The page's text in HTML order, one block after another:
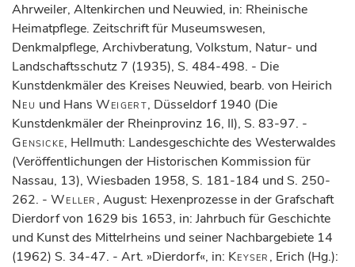
Ahrweiler, Altenkirchen und Neuwied, in: Rheinische
Heimatpflege. Zeitschrift für Museumswesen,
Denkmalpflege, Archivberatung, Volkstum, Natur- und
Landschaftsschutz 7 (1935), S. 484-498. - Die
Kunstdenkmäler des Kreises Neuwied, bearb. von Heirich
Neu und Hans Weigert, Düsseldorf 1940 (Die
Kunstdenkmäler der Rheinprovinz 16, II), S. 83-97. -
Gensicke, Hellmuth: Landesgeschichte des Westerwaldes
(Veröffentlichungen der Historischen Kommission für
Nassau, 13), Wiesbaden 1958, S. 181-184 und S. 250-
262. - Weller, August: Hexenprozesse in der Grafschaft
Dierdorf von 1629 bis 1653, in: Jahrbuch für Geschichte
und Kunst des Mittelrheins und seiner Nachbargebiete 14
(1962) S. 34-47. - Art. »Dierdorf«, in: Keyser, Erich (Hg.):